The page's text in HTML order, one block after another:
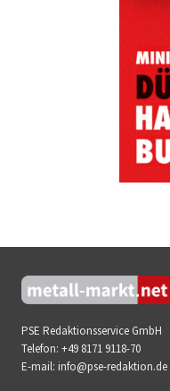
PSE Redaktionsservice GmbH
Telefon: +49 8171 9118-70
E-mail: info@pse-redaktion.de